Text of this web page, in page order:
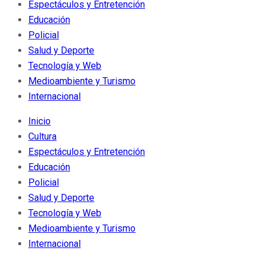
Espectáculos y Entretención
Educación
Policial
Salud y Deporte
Tecnología y Web
Medioambiente y Turismo
Internacional
Inicio
Cultura
Espectáculos y Entretención
Educación
Policial
Salud y Deporte
Tecnología y Web
Medioambiente y Turismo
Internacional